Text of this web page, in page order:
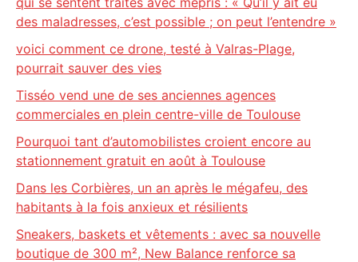
des maladresses, c’est possible ; on peut l’entendre »
voici comment ce drone, testé à Valras-Plage,
pourrait sauver des vies
Tisséo vend une de ses anciennes agences
commerciales en plein centre-ville de Toulouse
Pourquoi tant d’automobilistes croient encore au
stationnement gratuit en août à Toulouse
Dans les Corbières, un an après le mégafeu, des
habitants à la fois anxieux et résilients
Sneakers, baskets et vêtements : avec sa nouvelle
boutique de 300 m², New Balance renforce sa